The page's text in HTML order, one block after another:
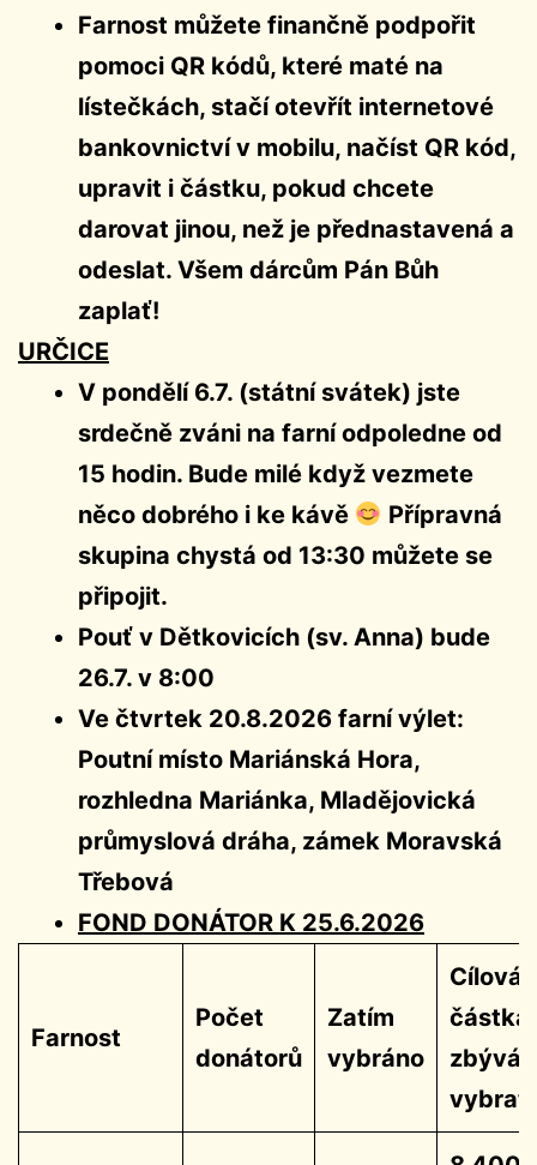
Farnost můžete finančně podpořit
pomoci QR kódů, které maté na
lístečkách, stačí otevřít internetové
bankovnictví v mobilu, načíst QR kód,
upravit i částku, pokud chcete
darovat jinou, než je přednastavená a
odeslat. Všem dárcům Pán Bůh
zaplať!
URČICE
V pondělí 6.7. (státní svátek) jste
srdečně zváni na farní odpoledne od
15 hodin. Bude milé když vezmete
něco dobrého i ke kávě
Přípravná
skupina chystá od 13:30 můžete se
připojit.
Pouť v Dětkovicích (sv. Anna) bude
26.7. v 8:00
Ve čtvrtek 20.8.2026 farní výlet:
Poutní místo Mariánská Hora,
rozhledna Mariánka, Mladějovická
průmyslová dráha, zámek Moravská
Třebová
FOND DONÁTOR K 25.6.2026
Farnost
Počet
donátorů
Zatím
vybráno
Cílová
zbývá
vybrat